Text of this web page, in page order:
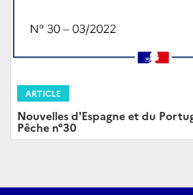
ARTICLE
Nouvelles d'Espagne et du
Pêche n°30